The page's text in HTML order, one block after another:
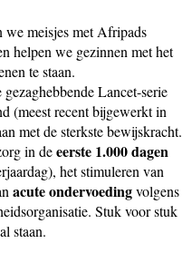
we meisjes met Afripads
helpen we gezinnen met het
te staan.
gezaghebbende Lancet-serie
(meest recent bijgewerkt in
met de sterkste bewijskracht.
in deeerste 1.000 dagen
het stimuleren van
acute ondervoedingvolgens
Stuk voor stuk
staan.